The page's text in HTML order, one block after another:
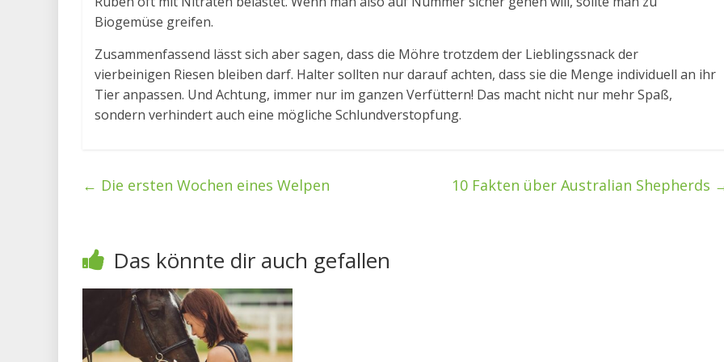
Biogemüse greifen.
Zusammenfassend lässt sich aber sagen, dass die Möhre trotzdem der Lieblingssnack der
vierbeinigen Riesen bleiben darf. Halter sollten nur darauf achten, dass sie die Menge individuell an ihr
Tier anpassen. Und Achtung, immer nur im ganzen Verfüttern! Das macht nicht nur mehr Spaß,
sondern verhindert auch eine mögliche Schlundverstopfung.
← Die ersten Wochen eines Welpen 10 Fakten über Australian Shepherds
Das könnte dir auch gefallen